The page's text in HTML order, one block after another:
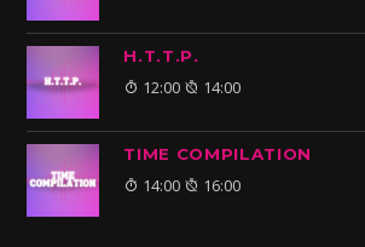
H.T.T.P.
12:00 14:00
TIME COMPILATION
14:00 16:00